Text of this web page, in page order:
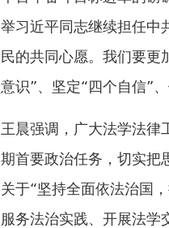
举习近平同志继续担任中
民的共同心愿。我们要更
意识”、坚定“四个自信”
王晨强调，广大法学法律
期首要政治任务，切实把
关于“坚持全面依法治国
服务法治实践、开展法学